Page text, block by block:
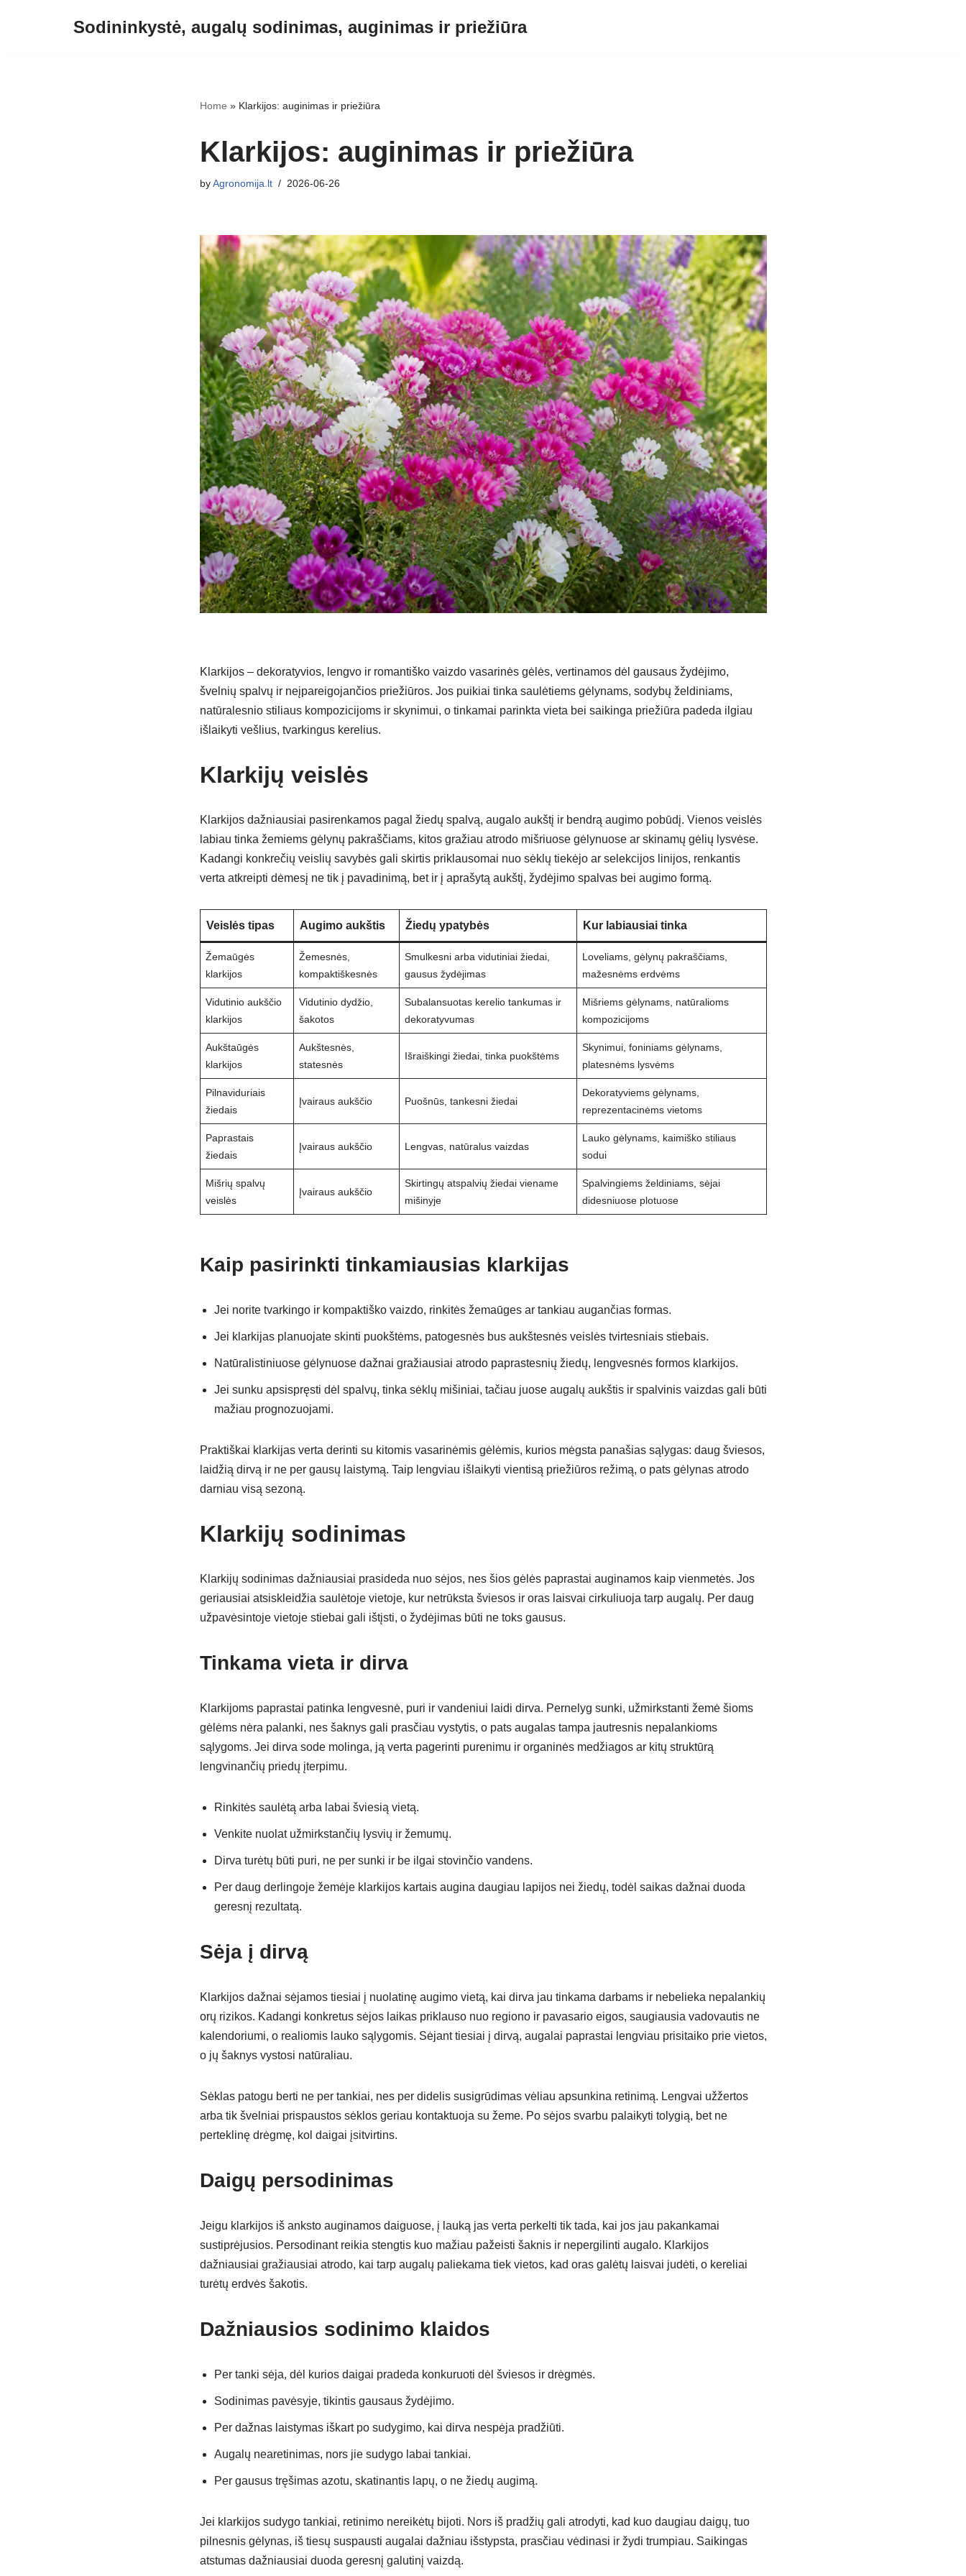
Sodininkystė, augalų sodinimas, auginimas ir priežiūra
Home » Klarkijos: auginimas ir priežiūra
Klarkijos: auginimas ir priežiūra
byAgronomija.lt 2026-06-26
Klarkijos – dekoratyvios, lengvo ir romantiško vaizdo vasarinės gėlės, vertinamos dėl gausaus žydėjimo,
švelnių spalvų ir neįpareigojančios priežiūros. Jos puikiai tinka saulėtiems gėlynams, sodybų želdiniams,
natūralesnio stiliaus kompozicijoms ir skynimui, o tinkamai parinkta vieta bei saikinga priežiūra padeda ilgiau
išlaikyti vešlius, tvarkingus kerelius.
Klarkijų veislės
Klarkijos dažniausiai pasirenkamos pagal žiedų spalvą, augalo aukštį ir bendrą augimo pobūdį. Vienos veislės
labiau tinka žemiems gėlynų pakraščiams, kitos gražiau atrodo mišriuose gėlynuose ar skinamų gėlių lysvėse.
Kadangi konkrečių veislių savybės gali skirtis priklausomai nuo sėklų tiekėjo ar selekcijos linijos, renkantis
verta atkreipti dėmesį ne tik į pavadinimą, bet ir į aprašytą aukštį, žydėjimo spalvas bei augimo formą.
Veislės tipas Augimo aukštis Žiedų ypatybės Kur labiausiai tinka
Žemaūgės
klarkijos
Žemesnės,
kompaktiškesnės
Smulkesni arba vidutiniai žiedai,
gausus žydėjimas
Loveliams, gėlynų pakraščiams,
mažesnėms erdvėms
Vidutinio aukščio
klarkijos
Vidutinio dydžio,
šakotos
Subalansuotas kerelio tankumas ir
dekoratyvumas
Mišriems gėlynams, natūralioms
kompozicijoms
Aukštaūgės
klarkijos
Aukštesnės,
statesnės
Išraiškingi žiedai, tinka puokštėms
Skynimui, foniniams gėlynams,
platesnėms lysvėms
Pilnaviduriais
žiedais
Įvairaus aukščio Puošnūs, tankesni žiedai
Dekoratyviems gėlynams,
reprezentacinėms vietoms
Paprastais
žiedais
Įvairaus aukščio Lengvas, natūralus vaizdas
Lauko gėlynams, kaimiško stiliaus
sodui
Mišrių spalvų
veislės
Įvairaus aukščio
Skirtingų atspalvių žiedai viename
mišinyje
Spalvingiems želdiniams, sėjai
didesniuose plotuose
Kaip pasirinkti tinkamiausias klarkijas
Jei norite tvarkingo ir kompaktiško vaizdo, rinkitės žemaūges ar tankiau augančias formas.
Jei klarkijas planuojate skinti puokštėms, patogesnės bus aukštesnės veislės tvirtesniais stiebais.
Natūralistiniuose gėlynuose dažnai gražiausiai atrodo paprastesnių žiedų, lengvesnės formos klarkijos.
Jei sunku apsispręsti dėl spalvų, tinka sėklų mišiniai, tačiau juose augalų aukštis ir spalvinis vaizdas gali būti
mažiau prognozuojami.
Praktiškai klarkijas verta derinti su kitomis vasarinėmis gėlėmis, kurios mėgsta panašias sąlygas: daug šviesos,
laidžią dirvą ir ne per gausų laistymą. Taip lengviau išlaikyti vientisą priežiūros režimą, o pats gėlynas atrodo
darniau visą sezoną.
Klarkijų sodinimas
Klarkijų sodinimas dažniausiai prasideda nuo sėjos, nes šios gėlės paprastai auginamos kaip vienmetės. Jos
geriausiai atsiskleidžia saulėtoje vietoje, kur netrūksta šviesos ir oras laisvai cirkuliuoja tarp augalų. Per daug
užpavėsintoje vietoje stiebai gali ištįsti, o žydėjimas būti ne toks gausus.
Tinkama vieta ir dirva
Klarkijoms paprastai patinka lengvesnė, puri ir vandeniui laidi dirva. Pernelyg sunki, užmirkstanti žemė šioms
gėlėms nėra palanki, nes šaknys gali prasčiau vystytis, o pats augalas tampa jautresnis nepalankioms
sąlygoms. Jei dirva sode molinga, ją verta pagerinti purenimu ir organinės medžiagos ar kitų struktūrą
lengvinančių priedų įterpimu.
Rinkitės saulėtą arba labai šviesią vietą.
Venkite nuolat užmirkstančių lysvių ir žemumų.
Dirva turėtų būti puri, ne per sunki ir be ilgai stovinčio vandens.
Per daug derlingoje žemėje klarkijos kartais augina daugiau lapijos nei žiedų, todėl saikas dažnai duoda
geresnį rezultatą.
Sėja į dirvą
Klarkijos dažnai sėjamos tiesiai į nuolatinę augimo vietą, kai dirva jau tinkama darbams ir nebelieka nepalankių
orų rizikos. Kadangi konkretus sėjos laikas priklauso nuo regiono ir pavasario eigos, saugiausia vadovautis ne
kalendoriumi, o realiomis lauko sąlygomis. Sėjant tiesiai į dirvą, augalai paprastai lengviau prisitaiko prie vietos,
o jų šaknys vystosi natūraliau.
Sėklas patogu berti ne per tankiai, nes per didelis susigrūdimas vėliau apsunkina retinimą. Lengvai užžertos
arba tik švelniai prispaustos sėklos geriau kontaktuoja su žeme. Po sėjos svarbu palaikyti tolygią, bet ne
perteklinę drėgmę, kol daigai įsitvirtins.
Daigų persodinimas
Jeigu klarkijos iš anksto auginamos daiguose, į lauką jas verta perkelti tik tada, kai jos jau pakankamai
sustiprėjusios. Persodinant reikia stengtis kuo mažiau pažeisti šaknis ir nepergilinti augalo. Klarkijos
dažniausiai gražiausiai atrodo, kai tarp augalų paliekama tiek vietos, kad oras galėtų laisvai judėti, o kereliai
turėtų erdvės šakotis.
Dažniausios sodinimo klaidos
Per tanki sėja, dėl kurios daigai pradeda konkuruoti dėl šviesos ir drėgmės.
Sodinimas pavėsyje, tikintis gausaus žydėjimo.
Per dažnas laistymas iškart po sudygimo, kai dirva nespėja pradžiūti.
Augalų nearetinimas, nors jie sudygo labai tankiai.
Per gausus tręšimas azotu, skatinantis lapų, o ne žiedų augimą.
Jei klarkijos sudygo tankiai, retinimo nereikėtų bijoti. Nors iš pradžių gali atrodyti, kad kuo daugiau daigų, tuo
pilnesnis gėlynas, iš tiesų suspausti augalai dažniau išstypsta, prasčiau vėdinasi ir žydi trumpiau. Saikingas
atstumas dažniausiai duoda geresnį galutinį vaizdą.